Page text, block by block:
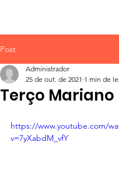
Post
Terço Mariano
Administrador
25 de out. de 2021 1 min de
https://www.youtube.com/
v=7yXabdM_vfY